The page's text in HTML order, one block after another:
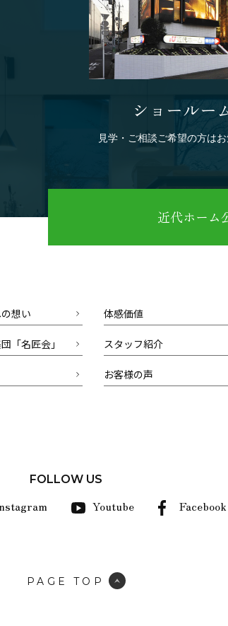
ショールー
見学・ご相談ご希望の方は
近代ホーム
想い 体感価値
「名匠会」 スタッフ紹介
お客様の声
FOLLOW US
Youtube Facebook
PAGE TOP